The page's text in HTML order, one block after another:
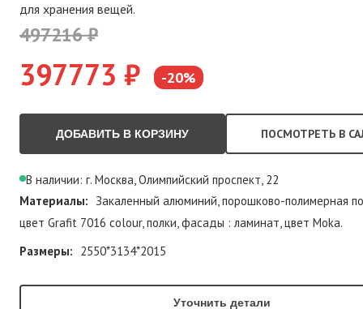
для хранения вещей.
497216 ₽
397773 ₽ -20%
ДОБАВИТЬ В КОРЗИНУ ПОСМОТРЕТЬ В
В наличии: г. Москва, Олимпийский проспект, 22
Материалы: Закаленный алюминий, порошково-полимерная
цвет Grafit 7016 colour, полки, фасады : ламинат, цвет Moka.
Размеры: 2550*3134*2015
Уточнить детали